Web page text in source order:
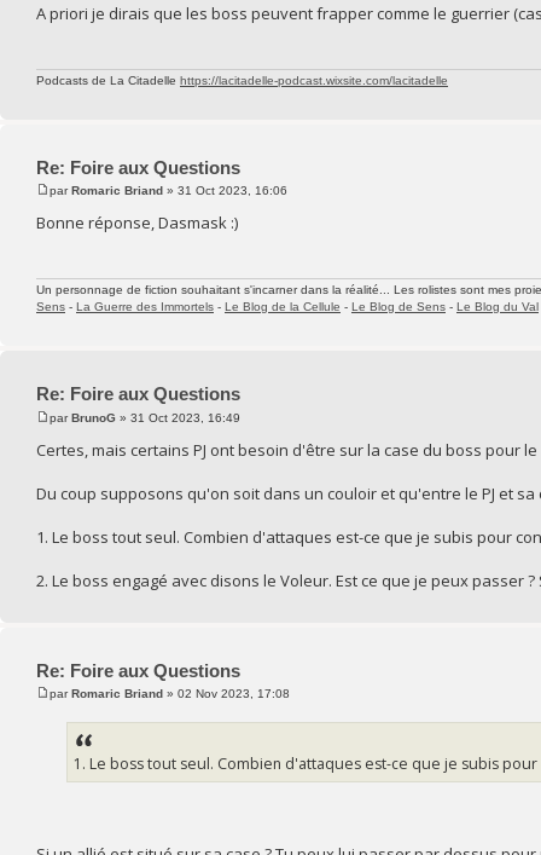
A priori je dirais que les boss peuvent frapper comme le guerrier
Podcasts de La Citadelle https://lacitadelle-podcast.wixsite.com/lacitadelle
Re: Foire aux Questions
parRomaric Briand » 31 Oct 2023, 16:06
Bonne réponse, Dasmask :)
Un personnage de fiction souhaitant s'incarner dans la réalité... Les rolistes sont mes
Sens - La Guerre des Immortels - Le Blog de la Cellule - Le Blog de Sens - Le Blog du Val
Re: Foire aux Questions
parBrunoG » 31 Oct 2023, 16:49
Certes, mais certains PJ ont besoin d'être sur la case du boss pour
Du coup supposons qu'on soit dans un couloir et qu'entre le PJ et sa
1. Le boss tout seul. Combien d'attaques est-ce que je subis pour
2. Le boss engagé avec disons le Voleur. Est ce que je peux passer
Re: Foire aux Questions
parRomaric Briand » 02 Nov 2023, 17:08
1. Le boss tout seul. Combien d'attaques est-ce que je subis